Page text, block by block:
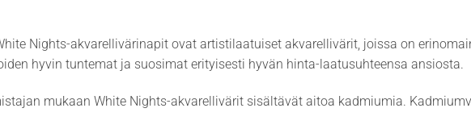
Nights-akvarellivärinapit ovat artistilaatuiset akvarellivärit, joissa on
hyvin tuntemat ja suosimat erityisesti hyvän hinta-laatusuhteensa ansiosta.
mukaan White Nights-akvarellivärit sisältävät aitoa kadmiumia.